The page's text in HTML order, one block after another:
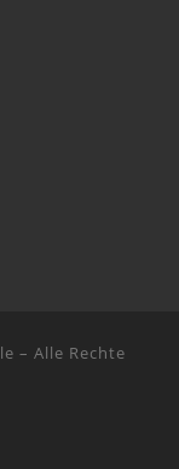
– Alle Rechte